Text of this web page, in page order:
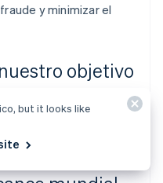
y minimizar el
objetivo
para
un socio de
but it looks like